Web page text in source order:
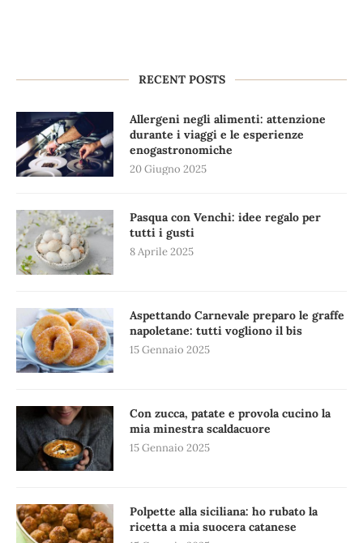
RECENT POSTS
Allergeni negli alimenti: attenzione
durante i viaggi e le esperienze
enogastronomiche
20 Giugno 2025
Pasqua con Venchi: idee regalo per
tutti i gusti
8 Aprile 2025
Aspettando Carnevale preparo le graffe
napoletane: tutti vogliono il bis
15 Gennaio 2025
Con zucca, patate e provola cucino la
mia minestra scaldacuore
15 Gennaio 2025
Polpette alla siciliana: ho rubato la
ricetta a mia suocera catanese